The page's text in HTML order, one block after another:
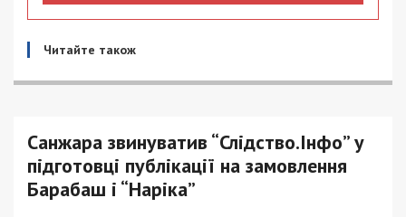
Читайте також
Санжара звинуватив “Слідство.Інфо” у
підготовці публікації на замовлення
Барабаш і “Наріка”